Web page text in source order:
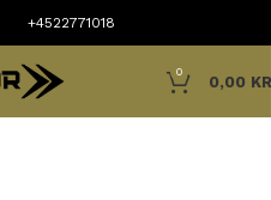
+4522771018
0
0,00